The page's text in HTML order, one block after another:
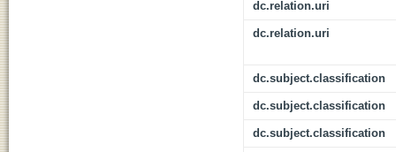
dc.relation.uri
dc.relation.uri
dc.subject.classification
dc.subject.classification
dc.subject.classification